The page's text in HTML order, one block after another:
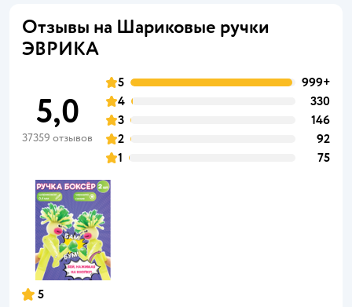
Отзывы на Шариковые ручки
ЭВРИКА
5,0
37359 отзывов
5
999+
4
330
3
146
2
92
1
75
5